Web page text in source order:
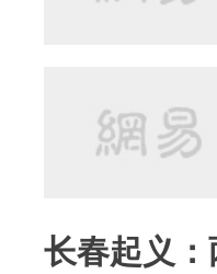
长春起义